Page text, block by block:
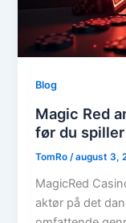
Blog
Magic Red
før du spiller
TomRo /august 3,
MagicRed
aktør på det